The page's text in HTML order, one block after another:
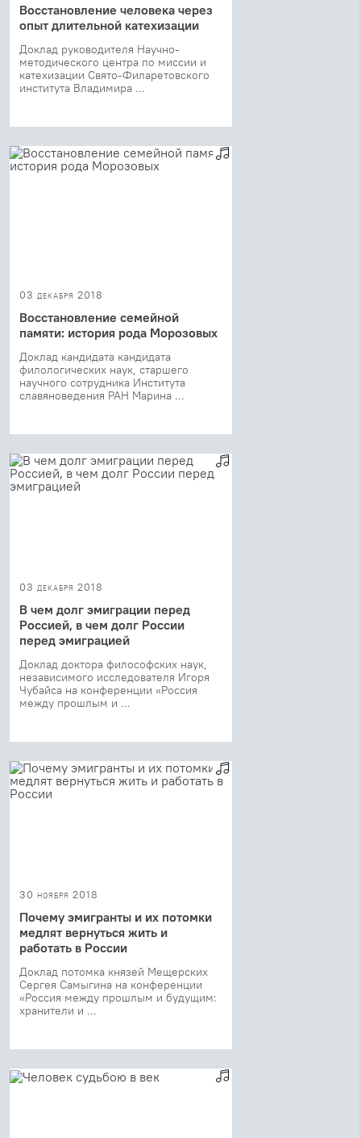
Восстановление человека через
опыт длительной катехизации
Доклад руководителя Научно-
методического центра по миссии и
катехизации Свято-Филаретовского
института Владимира ...
03 декабря 2018
Восстановление семейной
памяти: история рода Морозовых
Доклад кандидата кандидата
филологических наук, старшего
научного сотрудника Института
славяноведения РАН Марина ...
03 декабря 2018
В чем долг эмиграции перед
Россией, в чем долг России
перед эмиграцией
Доклад доктора философских наук,
независимого исследователя Игоря
Чубайса на конференции «Россия
между прошлым и ...
30 ноября 2018
Почему эмигранты и их потомки
медлят вернуться жить и
работать в России
Доклад потомка князей Мещерских
Сергея Самыгина на конференции
«Россия между прошлым и будущим:
хранители и ...